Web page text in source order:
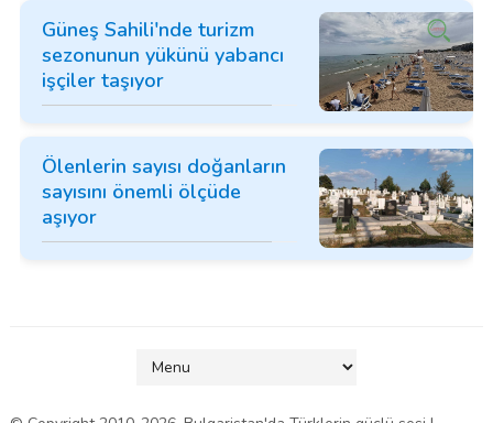
Güneş Sahili'nde turizm
sezonunun yükünü yabancı
işçiler taşıyor
Ölenlerin sayısı doğanların
sayısını önemli ölçüde
aşıyor